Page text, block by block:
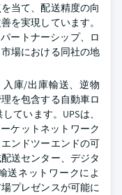
当て、配送精度の向
を実現しています。
ートナーシップ、ロ
場における同社の地
入庫/出庫輸送、逆物
を包含する自動車ロ
ています。UPSは、
ケットネットワーク
ンドツーエンドの可
送センター、デジタ
送ネットワークによ
プレゼンスが可能に